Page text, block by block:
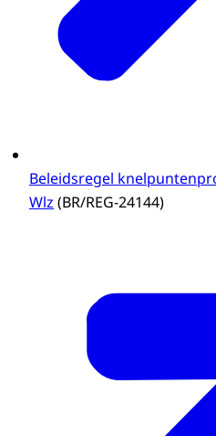
Beleidsregel
Wlz (BR/REG-24144)